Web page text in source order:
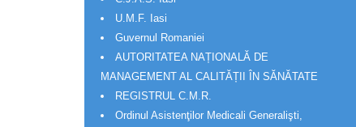
U.M.F. Iasi
Guvernul Romaniei
AUTORITATEA NAȚIONALĂ DE
MANAGEMENT AL CALITĂȚII ÎN SĂNĂTATE
REGISTRUL C.M.R.
Ordinul Asistenţilor Medicali Generalişti,